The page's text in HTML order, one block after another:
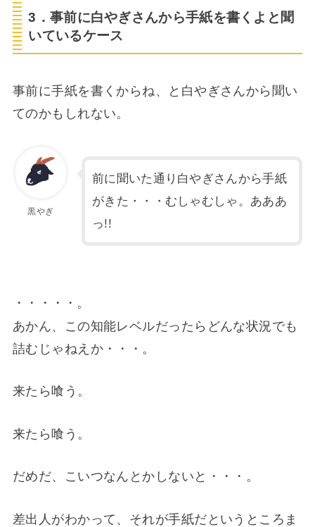
3．事前に白やぎさんから手紙を書くよと聞
いているケース
事前に手紙を書くからね、と白やぎさんから聞い
てのかもしれない。
黒やぎ
前に聞いた通り白やぎさんから手紙
がきた・・・むしゃむしゃ。あああ
っ!!
・・・・・。
あかん、この知能レベルだったらどんな状況でも
詰むじゃねえか・・・。
来たら喰う。
来たら喰う。
だめだ、こいつなんとかしないと・・・。
差出人がわかって、それが手紙だというところま